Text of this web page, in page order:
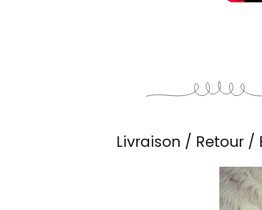
Livraison / Retour /